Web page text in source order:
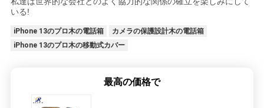
いる!
iPhone 13のプロ木の電話箱
カメラの保護設計木の電話箱
iPhone 13のプロ木の移動式カバー
最高の価格で